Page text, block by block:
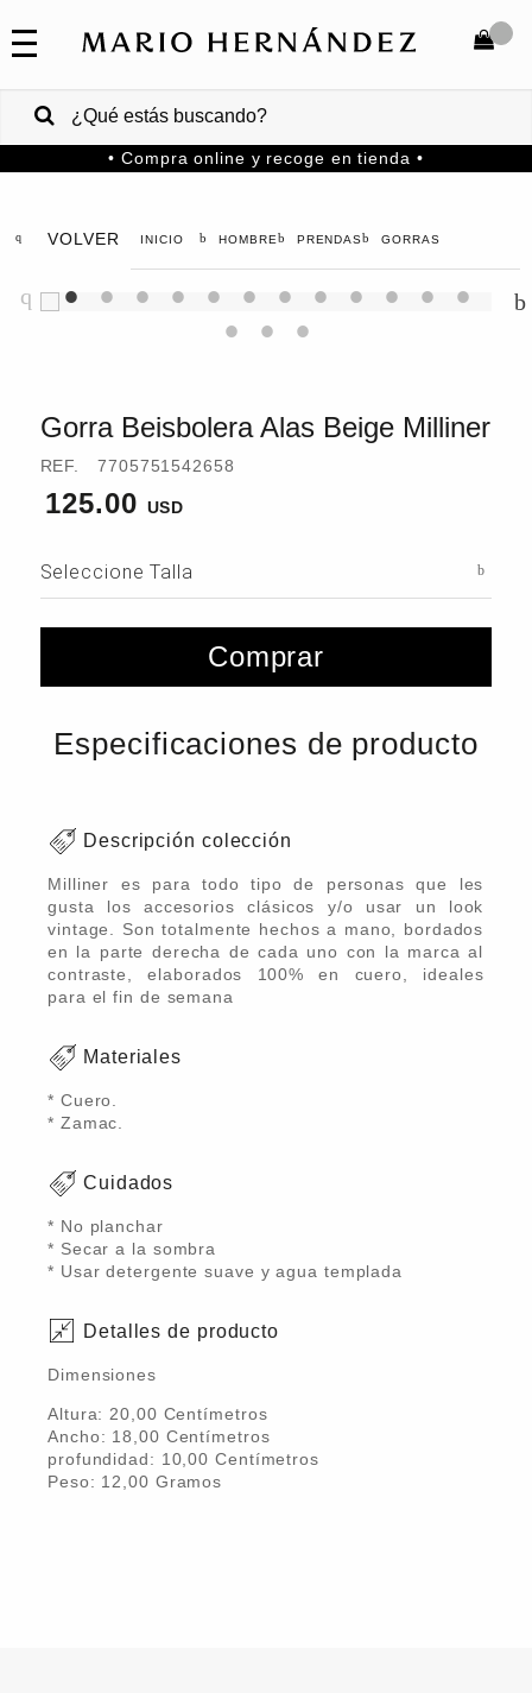
COLECCIONES
VENTAS
CORPORATIVAS
COMPRAR
• Compra online y recoge en tienda •
VOLVER HOMBRE PRENDAS GORRAS
Gorra Beisbolera Alas Beige Milliner
REF. 7705751542658
125.00
Seleccione Talla
Comprar
Especificaciones de producto
Descripción colección
Milliner es para todo tipo de personas que les
gusta los accesorios clásicos y/o usar un look
vintage. Son totalmente hechos a mano, bordados
en la parte derecha de cada uno con la marca al
contraste, elaborados 100% en cuero, ideales
para el fin de semana
Materiales
* Cuero.
* Zamac.
Cuidados
* No planchar
* Secar a la sombra
* Usar detergente suave y agua templada
Detalles de producto
Dimensiones
Altura: 20,00 Centímetros
Ancho: 18,00 Centímetros
profundidad: 10,00 Centímetros
Peso: 12,00 Gramos